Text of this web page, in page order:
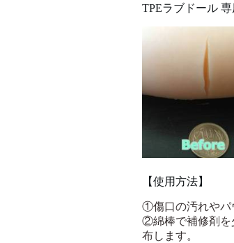
TPEラブドール 専
【使用方法】
①傷口の汚れやパ
②綿棒で補修剤を
布します。